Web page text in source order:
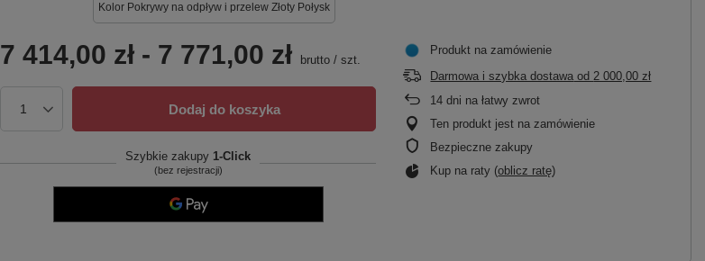
Kolor Pokrywy na odpływ i przelew Złoty Połysk
7 414,00 zł- 7 771,00 zł brutto/ szt.
Dodaj do koszyka
Szybkie zakupy 1-Click
(bez rejestracji)
Produkt na zamówienie
Darmowa i szybka dostawa od2 000,00 zł
14 dni na łatwy zwrot
Ten produkt jest na zamówienie
Bezpieczne zakupy
Kup na raty (oblicz ratę)